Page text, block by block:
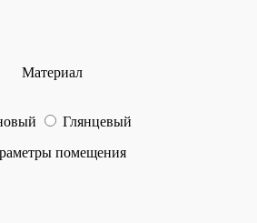
Материал
Глянцевый
помещения